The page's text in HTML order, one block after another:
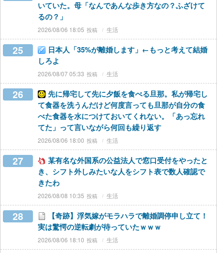
いていた。母「なんであんな歩き方なの？ふざけて
るの？」
2026/08/06 18:05 生活
25
日本人「35%が離婚します」←もっと考えて結婚
しろよ
2026/08/07 05:33 生活
26
先に帰宅して先に夕飯を食べる旦那。私が帰宅し
て食器を洗うんだけど何度言っても旦那が自分の食
べた食器を水につけておいてくれない。「あっ忘れ
てた」って言いながら何回も繰り返す
2026/08/06 18:00 生活
27
某有名な外国系の公益法人で窓口受付をやったと
き、シフト外しみたいな人をシフト表で数人確認で
きたわ
2026/08/08 10:35 生活
28
【奇跡】浮気嫁がモラハラで離婚調停申し立て！
実は驚愕の逆転劇が待っていたｗｗｗ
2026/08/06 18:10 生活